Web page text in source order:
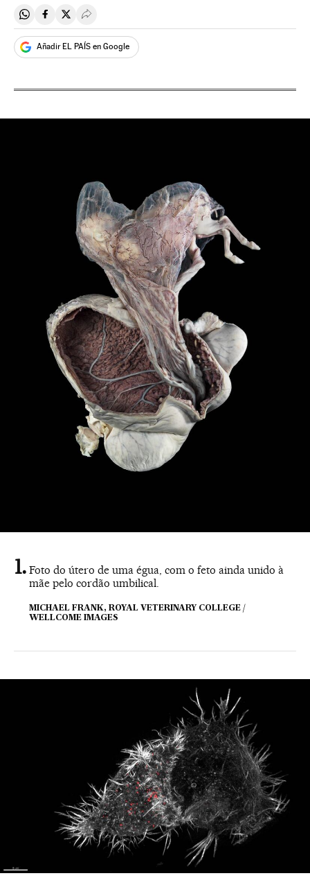
Compartir en Whatsapp
Compartir en Facebook
Compartir en Twitter
Desplegar Redes Sociales
Añadir EL PAÍS en Google
Foto do útero de uma égua, com o feto ainda unido à
mãe pelo cordão umbilical.
MICHAEL FRANK, ROYAL VETERINARY COLLEGE /
WELLCOME IMAGES